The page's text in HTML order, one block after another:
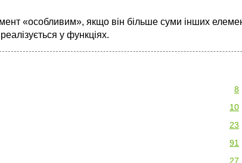
«особливим», якщо він більше суми інших
у функціях.
8
10
23
91
27